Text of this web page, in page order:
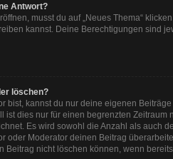
Antwort?
musst du auf „Neues Thema“
kannst. Deine Berechtigungen sind
löschen?
bist, kannst du nur deine eigenen
ist dies nur für einen begrenzten
Es wird sowohl die Anzahl als auch
oder Moderator deinen Beitrag
Beitrag nicht löschen können, wenn